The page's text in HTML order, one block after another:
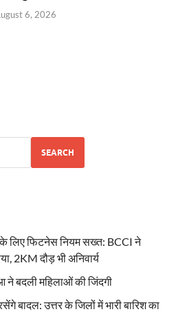
6, 2026
SEARCH
के लिए फिटनेस नियम सख्त: BCCI ने
2KM दौड़ भी अनिवार्य
बदली महिलाओं की जिंदगी
बादल: उत्तर के जिलों में भारी बारिश का